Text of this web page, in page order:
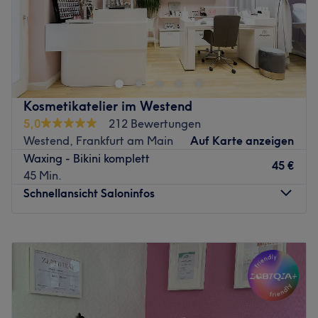
Nächste öffentliche Verkehrsmittel:
Fußläufig erreichst du die S-Bahn-Station Frankfurt
Das Team:
Was uns an dem Salon gefällt:
Atmosphäre: Herzlich, einladend, zum Wohlfühlen.
Expertise: Gesichtsbehandlungen, Mani- und Pediküre,
Augenbrauen- und Wimpernbehandlungen, Styling.
Extras: Kostenfreie Getränke und WLAN, keine Haustiere
erlaubt.
Kosmetikatelier im Westend
5,0
212 Bewertungen
Westend, Frankfurt am Main
Auf Karte anzeigen
Waxing - Bikini komplett
45 Min.
45 €
Schnellansicht Saloninfos
Dienstag
Geschlossen
Mittwoch
10:00 –18:00
Donnerstag
10:00 –18:00
Freitag
18:00